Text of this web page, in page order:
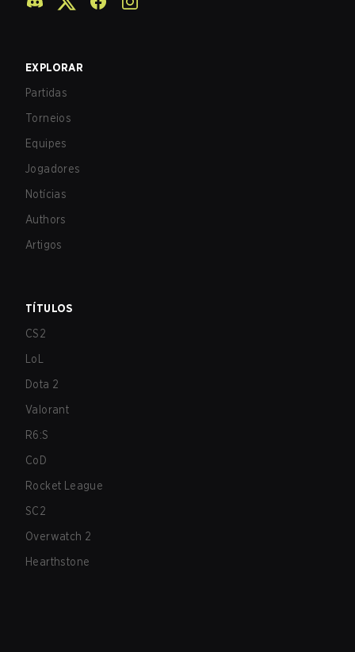
EXPLORAR
Partidas
Torneios
Equipes
Jogadores
Notícias
Authors
Artigos
TÍTULOS
CS2
LoL
Dota 2
Valorant
R6:S
CoD
Rocket League
SC2
Overwatch 2
Hearthstone